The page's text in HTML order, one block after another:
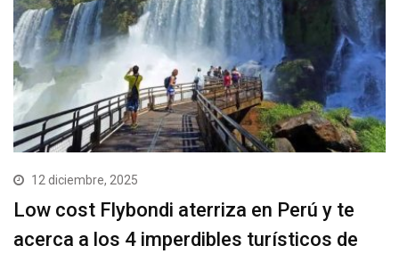
12 diciembre, 2025
Low cost Flybondi aterriza en Perú y te
acerca a los 4 imperdibles turísticos de